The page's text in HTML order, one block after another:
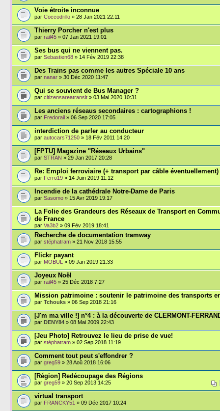
Voie étroite inconnue
par Coccodrillo » 28 Jan 2021 22:11
Thierry Porcher n'est plus
par rail45 » 07 Jan 2021 19:01
Ses bus qui ne viennent pas.
par Sebastien68 » 14 Fév 2019 22:38
Des Trains pas comme les autres Spéciale 10 ans
par nanar » 30 Déc 2020 11:47
Qui se souvient de Bus Manager ?
par citizensareatransit » 03 Mai 2020 10:31
Les anciens réseaus secondaires : cartographions !
par Fredorail » 06 Sep 2020 17:05
interdiction de parler au conducteur
par autocars71250 » 18 Fév 2011 14:20
[FPTU] Magazine "Réseaux Urbains"
par STRAN » 29 Jan 2017 20:28
Re: Emploi ferroviaire (+ transport par câble éventuellement)
par Ferro19 » 14 Juin 2019 11:12
Incendie de la cathédrale Notre-Dame de Paris
par Sasomo » 15 Avr 2019 19:17
La Folie des Grandeurs des Réseaux de Transport en
de France
par Va3b2 » 09 Fév 2019 18:41
Recherche de documentation tramway
par stéphatram » 21 Nov 2018 15:55
Flickr payant
par MOBUL » 09 Jan 2019 21:33
Joyeux Noël
par rail45 » 25 Déc 2018 7:27
Mission patrimoine : soutenir le patrimoine des transports
par Tchouks » 06 Sep 2018 21:16
[J'm ma ville !] n°4 : à la découverte de CLERMONT-
par DENY84 » 08 Mai 2009 22:43
[Jeu Photo] Retrouvez le lieu de prise de vue!
par stéphatram » 02 Sep 2018 11:19
Comment tout peut s'effondrer ?
par greg59 » 28 Aoû 2018 16:06
[Région] Redécoupage des Régions
par greg59 » 20 Sep 2013 14:25
virtual transport
par FRANCKY51 » 09 Déc 2017 10:24